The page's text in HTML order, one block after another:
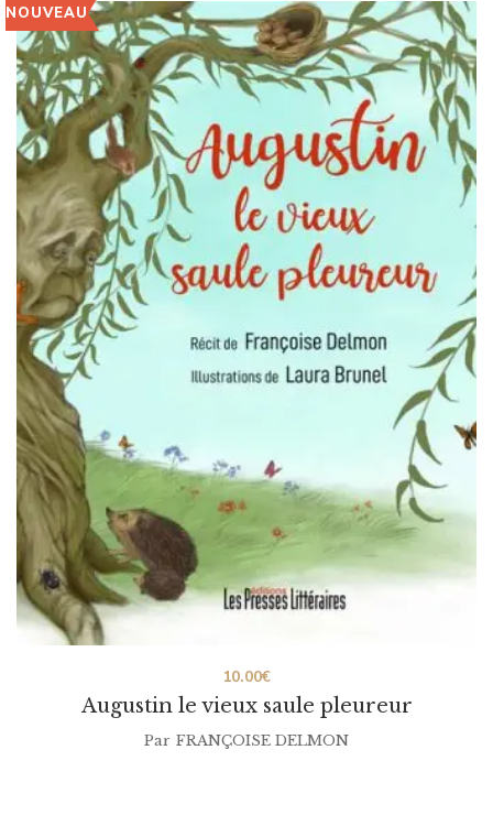
NOUVEAU
Augustin le vieux saule pleureur
10.00€
Par FRANÇOISE DELMON